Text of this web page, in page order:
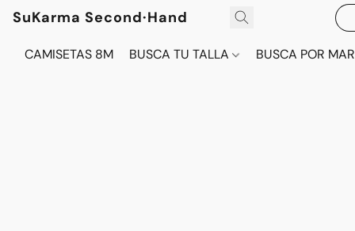
SuKarma Second·Hand
CAMISETAS 8M BUSCA TU TALLA BUSCA POR